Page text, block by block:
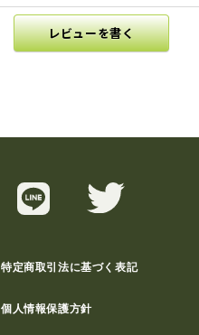
レビューを書く
特定商取引法に基づく表記
個人情報保護方針